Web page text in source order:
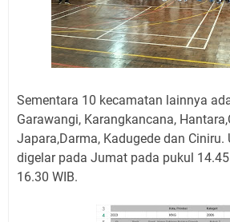
Sementara 10 kecamatan lainnya
Garawangi, Karangkancana,
Japara,Darma, Kadugede dan Ciniru.
digelar pada Jumat pada pukul
16.30 WIB.